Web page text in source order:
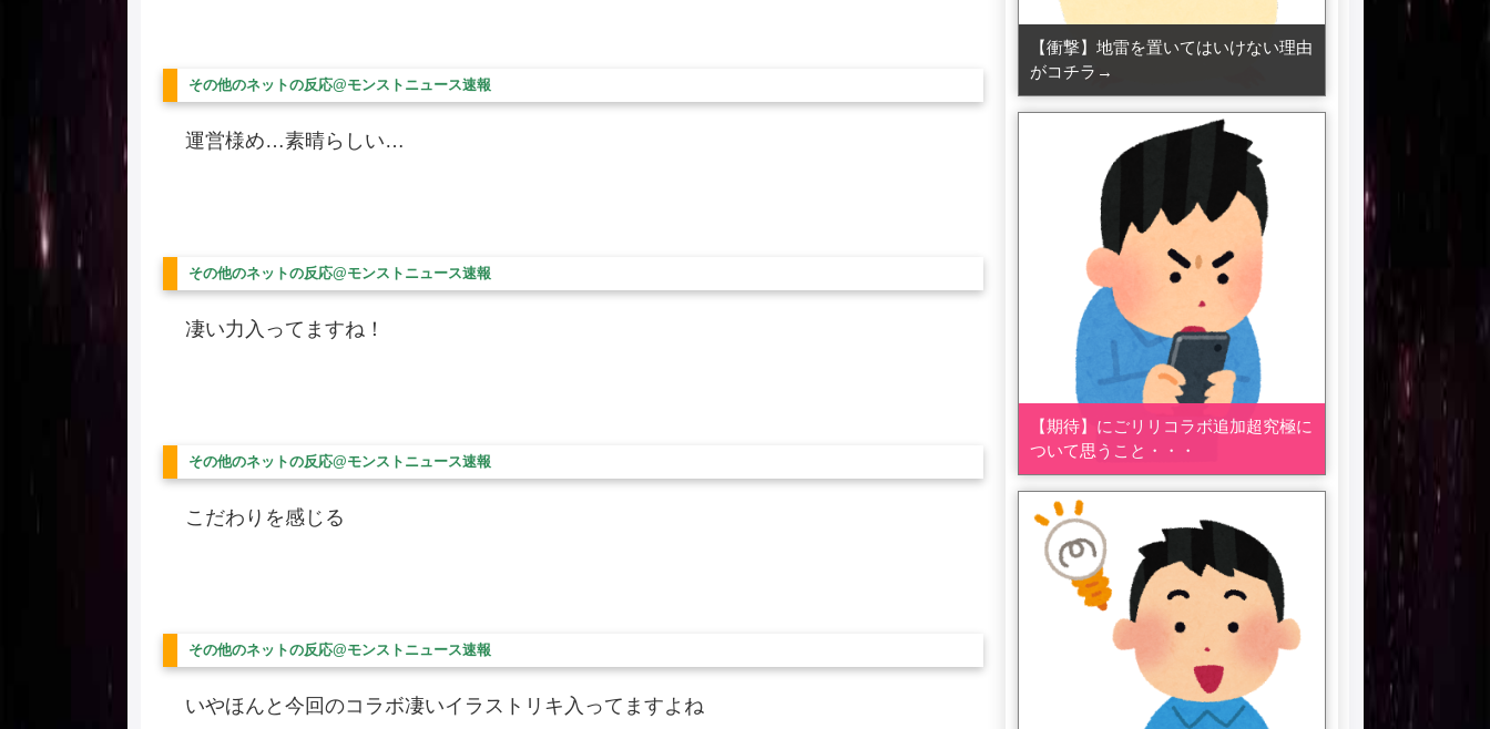
その他のネットの反応@モンストニュース速報
運営様め…素晴らしい…
その他のネットの反応@モンストニュース速報
凄い力入ってますね！
その他のネットの反応@モンストニュース速報
こだわりを感じる
その他のネットの反応@モンストニュース速報
いやほんと今回のコラボ凄いイラストリキ入ってますよね
【衝撃】地雷を置いてはいけない理由
がコチラ→
【期待】にごリリコラボ追加超究極に
ついて思うこと・・・